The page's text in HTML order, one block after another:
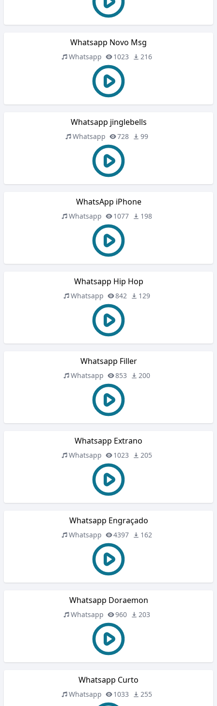
Whatsapp Novo Msg
Whatsapp 1023 216
Whatsapp jinglebells
Whatsapp 728 99
WhatsApp iPhone
Whatsapp 1077 198
Whatsapp Hip Hop
Whatsapp 842 129
Whatsapp Filler
Whatsapp 853 200
Whatsapp Extrano
Whatsapp 1023 205
Whatsapp Engraçado
Whatsapp 4397 162
Whatsapp Doraemon
Whatsapp 960 203
Whatsapp Curto
Whatsapp 1033 255